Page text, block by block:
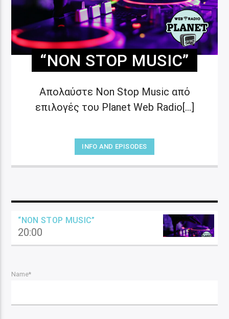
“NON STOP MUSIC”
Απολαύστε Non Stop Music από
επιλογές του Planet Web Radio[...]
INFO AND EPISODES
“NON STOP MUSIC”
20:00
Name*